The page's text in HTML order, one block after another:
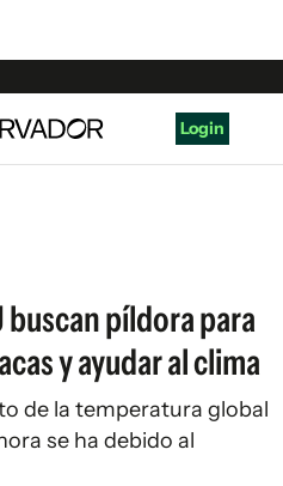
Login
buscan píldora para
y ayudar al clima
de la temperatura global
se ha debido al